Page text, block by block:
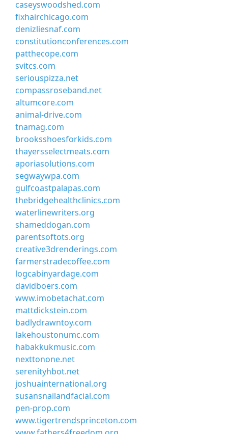
caseyswoodshed.com
fixhairchicago.com
denizliesnaf.com
constitutionconferences.com
patthecope.com
svitcs.com
seriouspizza.net
compassroseband.net
altumcore.com
animal-drive.com
tnamag.com
brooksshoesforkids.com
thayersselectmeats.com
aporiasolutions.com
segwaywpa.com
gulfcoastpalapas.com
thebridgehealthclinics.com
waterlinewriters.org
shameddogan.com
parentsoftots.org
creative3drenderings.com
farmerstradecoffee.com
logcabinyardage.com
davidboers.com
www.imobetachat.com
mattdickstein.com
badlydrawntoy.com
lakehoustonumc.com
habakkukmusic.com
nexttonone.net
serenityhbot.net
joshuainternational.org
susansnailandfacial.com
pen-prop.com
www.tigertrendsprinceton.com